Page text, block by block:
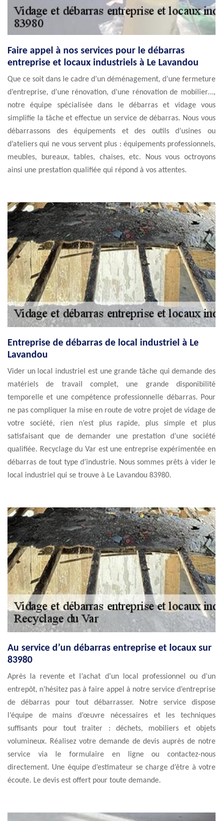
Faire appel à nos services pour le débarras
entreprise et locaux industriels à Le Lavandou
Que ce soit dans le cadre d’un déménagement, d’une fermeture
d’entreprise, d’une rénovation, d’une rénovation de mobilier…,
notre équipe spécialisée dans le débarras et vidage vous
simplifie la tâche et effectue un service de débarras. Nous vous
débarrassons des équipements et des outils d’usines ou
d’ateliers qui ne vous servent plus : équipements professionnels,
meubles, bureaux, tables, chaises, etc. Nous vous octroyons
ainsi une prestation qualifiée qui répond à vos attentes.
Entreprise de débarras de local industriel à Le
Lavandou
Vider un local industriel est une grande tâche qui demande des
matériels de travail complet, une grande disponibilité
temporelle et une compétence professionnelle débarras. Pour
ne pas compliquer la mise en route de votre projet de vidage de
votre société, rien n’est plus rapide, plus simple et plus
satisfaisant que de demander une prestation d’une société
qualifiée. Recyclage du Var est une entreprise expérimentée en
débarras de tout type d’industrie. Nous sommes prêts à vider le
local industriel qui se trouve à Le Lavandou 83980.
Au service d’un débarras entreprise et locaux sur
83980
Après la revente et l’achat d’un local professionnel ou d’un
entrepôt, n’hésitez pas à faire appel à notre service d’entreprise
de débarras pour tout débarrasser. Notre service dispose
l’équipe de mains d’œuvre nécessaires et les techniques
suffisants pour tout traiter : déchets, mobiliers et objets
volumineux. Réalisez votre demande de devis auprès de notre
service via le formulaire en ligne ou contactez-nous
directement. Une équipe d’estimateur se charge d’être à votre
écoute. Le devis est offert pour toute demande.